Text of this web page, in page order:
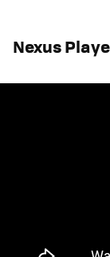
Nexus